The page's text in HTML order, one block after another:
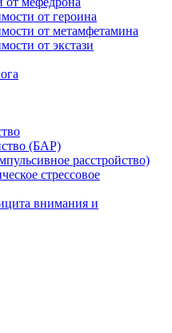
от героина
от метамфетамина
от экстази
(БАР)
расстройство)
стрессовое
внимания и